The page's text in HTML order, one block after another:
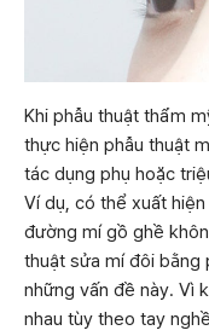
Khi phẫu thuật thẩm
thực hiện phẫu thuật
tác dụng phụ hoặc
Ví dụ, có thể xuất
đường mí gồ ghề
thuật sửa mí đôi bằng
những vấn đề này. Vì
nhau tùy theo tay